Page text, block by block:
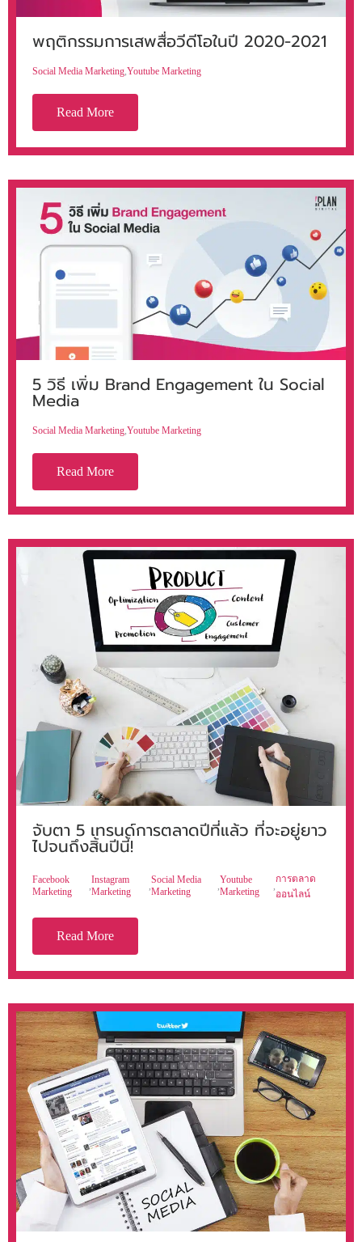
พฤติกรรมการเสพสื่อวีดีโอในปี 2020-2021
Social Media Marketing Youtube Marketing
Read More
5 วิธี เพิ่ม Brand Engagement ใน Social
Media
Social Media Marketing,Youtube Marketing
Read More
จับตา 5 เทรนด์การตลาดปีที่แล้ว ที่จะอยู่ยาว
ไปจนถึงสิ้นปีนี้!
Facebook
Marketing
,
Instagram
Marketing
,
Social Media
Marketing
,
Youtube
Marketing
,
การตลาด
ออนไลน์
Read More